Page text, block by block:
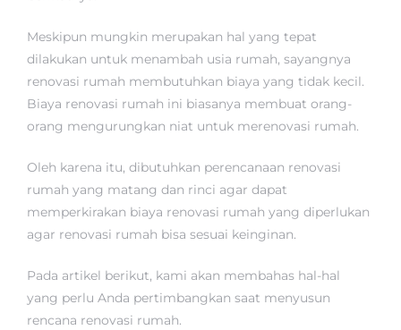
Meskipun mungkin merupakan hal yang tepat
dilakukan untuk menambah usia rumah, sayangnya
renovasi rumah membutuhkan biaya yang tidak kecil.
Biaya renovasi rumah ini biasanya membuat orang-
orang mengurungkan niat untuk merenovasi rumah.
Oleh karena itu, dibutuhkan perencanaan renovasi
rumah yang matang dan rinci agar dapat
memperkirakan biaya renovasi rumah yang diperlukan
agar renovasi rumah bisa sesuai keinginan.
Pada artikel berikut, kami akan membahas hal-hal
yang perlu Anda pertimbangkan saat menyusun
rencana renovasi rumah.